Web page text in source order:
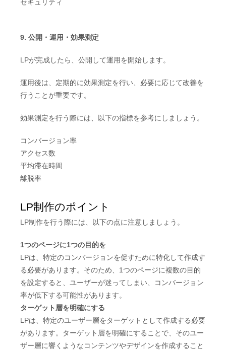
セキュリティ
9. 公開・運用・効果測定
LPが完成したら、公開して運用を開始します。
運用後は、定期的に効果測定を行い、必要に応じて改善を
行うことが重要です。
効果測定を行う際には、以下の指標を参考にしましょう。
コンバージョン率
アクセス数
平均滞在時間
離脱率
LP制作のポイント
LP制作を行う際には、以下の点に注意しましょう。
1つのページに1つの目的を
LPは、特定のコンバージョンを促すために特化して作成す
る必要があります。そのため、1つのページに複数の目的
を設定すると、ユーザーが迷ってしまい、コンバージョン
率が低下する可能性があります。
ターゲット層を明確にする
LPは、特定のユーザー層をターゲットとして作成する必要
があります。ターゲット層を明確にすることで、そのユー
ザー層に響くようなコンテンツやデザインを作成すること